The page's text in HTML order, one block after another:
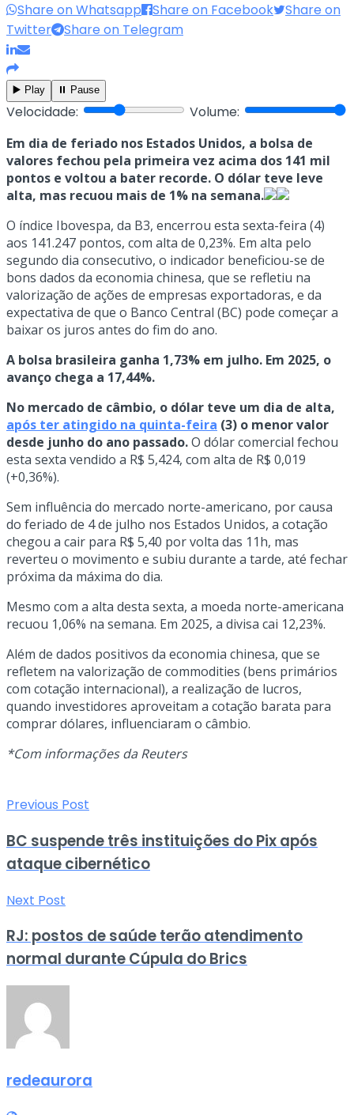
Share on Whatsapp Share on Facebook
Share on
Twitter
Share on Telegram
▶️ Play ⏸️ Pause
Velocidade: Volume:
Em dia de feriado nos Estados Unidos, a bolsa de
valores fechou pela primeira vez acima dos 141 mil
pontos e voltou a bater recorde. O dólar teve leve
alta, mas recuou mais de 1% na semana.
O índice Ibovespa, da B3, encerrou esta sexta-feira (4)
aos 141.247 pontos, com alta de 0,23%. Em alta pelo
segundo dia consecutivo, o indicador beneficiou-se de
bons dados da economia chinesa, que se refletiu na
valorização de ações de empresas exportadoras, e da
expectativa de que o Banco Central (BC) pode começar a
baixar os juros antes do fim do ano.
A bolsa brasileira ganha 1,73% em julho. Em 2025, o
avanço chega a 17,44%.
No mercado de câmbio, o dólar teve um dia de alta,
após ter atingido na quinta-feira (3) o menor valor
desde junho do ano passado.O dólar comercial fechou
esta sexta vendido a R$ 5,424, com alta de R$ 0,019
(+0,36%).
Sem influência do mercado norte-americano, por causa
do feriado de 4 de julho nos Estados Unidos, a cotação
chegou a cair para R$ 5,40 por volta das 11h, mas
reverteu o movimento e subiu durante a tarde, até fechar
próxima da máxima do dia.
Mesmo com a alta desta sexta, a moeda norte-americana
recuou 1,06% na semana. Em 2025, a divisa cai 12,23%.
Além de dados positivos da economia chinesa, que se
refletem na valorização de commodities (bens primários
com cotação internacional), a realização de lucros,
quando investidores aproveitam a cotação barata para
comprar dólares, influenciaram o câmbio.
*Com informações da Reuters
Previous Post
BC suspende três instituições do Pix após
ataque cibernético
Next Post
RJ: postos de saúde terão atendimento
normal durante Cúpula do Brics
redeaurora